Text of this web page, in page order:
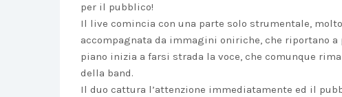
per il pubblico!
Il live comincia con una parte solo strumentale,
accompagnata da immagini oniriche, che riportano
piano inizia a farsi strada la voce, che comunque
della band.
Il duo cattura l’attenzione immediatamente ed il